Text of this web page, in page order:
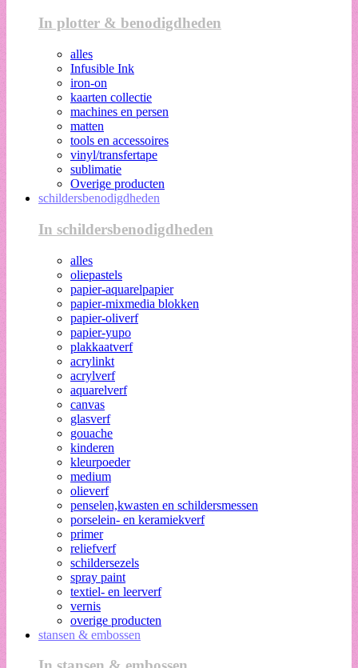
In plotter & benodigdheden
alles
Infusible Ink
iron-on
kaarten collectie
machines en persen
matten
tools en accessoires
vinyl/transfertape
sublimatie
Overige producten
schildersbenodigdheden
In schildersbenodigdheden
alles
oliepastels
papier-aquarelpapier
papier-mixmedia blokken
papier-oliverf
papier-yupo
plakkaatverf
acrylinkt
acrylverf
aquarelverf
canvas
glasverf
gouache
kinderen
kleurpoeder
medium
olieverf
penselen,kwasten en schildersmessen
porselein- en keramiekverf
primer
reliefverf
schildersezels
spray paint
textiel- en leerverf
vernis
overige producten
stansen & embossen